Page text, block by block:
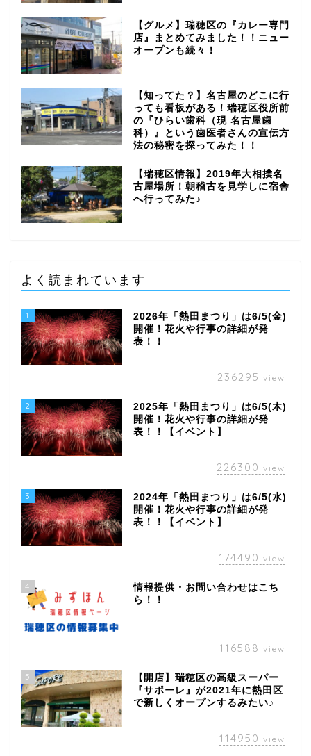
【グルメ】瑞穂区の『カレー専門
店』まとめてみました！！ニュー
オープンも続々！
【知ってた？】名古屋のどこに行
っても看板がある！瑞穂区役所前
の『ひらい歯科（現 名古屋歯
科）』という歯医者さんの宣伝方
法の秘密を探ってみた！！
【瑞穂区情報】2019年大相撲名
古屋場所！朝稽古を見学しに宿舎
へ行ってみた♪
よく読まれています
1
2026年「熱田まつり」は6/5(金)
開催！花火や行事の詳細が発
表！！
236295 view
2
2025年「熱田まつり」は6/5(木)
開催！花火や行事の詳細が発
表！！【イベント】
226300 view
3
2024年「熱田まつり」は6/5(水)
開催！花火や行事の詳細が発
表！！【イベント】
174490 view
4
情報提供・お問い合わせはこち
ら！！
116588 view
5
【開店】瑞穂区の高級スーパー
『サポーレ』が2021年に熱田区
で新しくオープンするみたい♪
114950 view